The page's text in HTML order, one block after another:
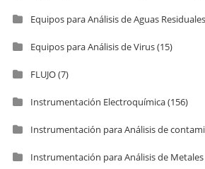
Equipos para Análisis de Aguas Residuales
Equipos para Análisis de Virus(15)
FLUJO(7)
Instrumentación Electroquímica(156)
Instrumentación para Análisis de
Instrumentación para Análisis de Metales